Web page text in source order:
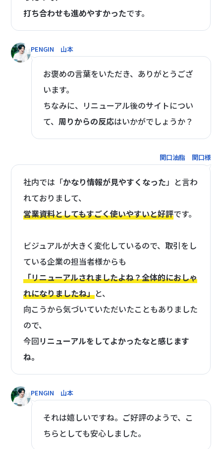
打ち合わせも進めやすかったです。
PENGIN 山本
お褒めの言葉をいただき、ありがとうござ
います。
ちなみに、リニューアル後のサイトについ
て、周りからの反応はいかがでしょうか？
関口油脂 関口様
社内では「かなり情報が見やすくなった」と言わ
れておりまして、
営業資料としてもすごく使いやすいと好評です。
ビジュアルが大きく変化しているので、取引をし
ている企業の担当者様からも
「リニューアルされましたよね？全体的におしゃ
れになりましたね」と、
向こうから気づいていただいたこともありました
ので、
今回リニューアルをしてよかったなと感じます
ね。
PENGIN 山本
それは嬉しいですね。ご好評のようで、こ
ちらとしても安心しました。